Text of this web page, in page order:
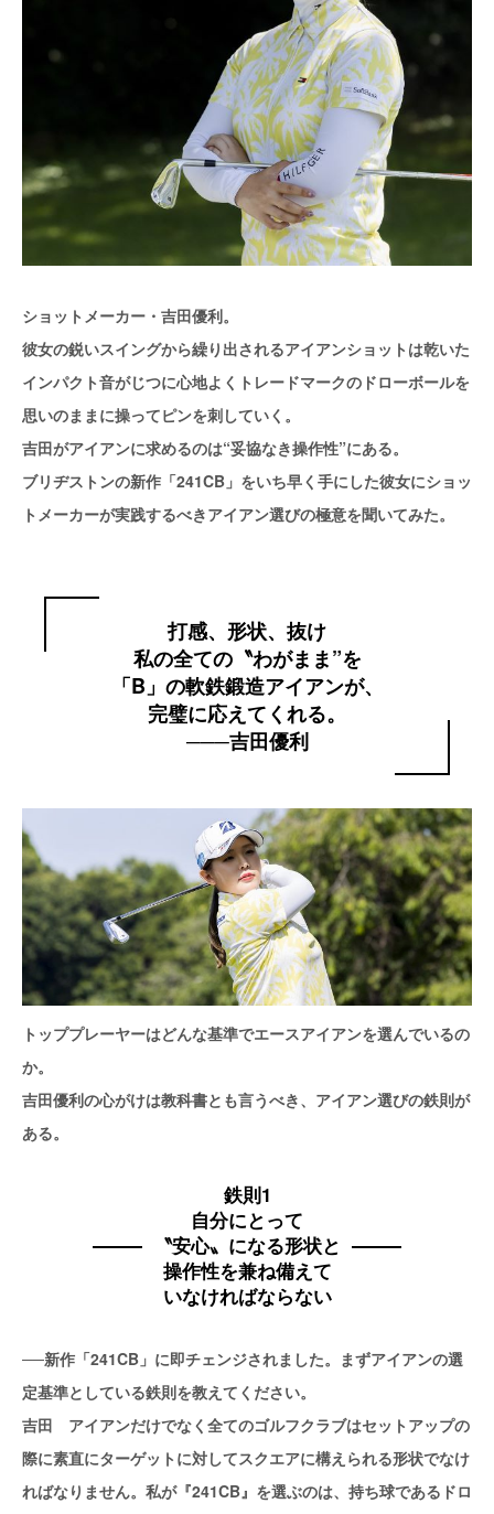
ショットメーカー・吉田優利。
彼女の鋭いスイングから繰り出されるアイアンショットは乾いた
インパクト音がじつに心地よくトレードマークのドローボールを
思いのままに操ってピンを刺していく。
吉田がアイアンに求めるのは“妥協なき操作性”にある。
ブリヂストンの新作「241CB」をいち早く手にした彼女にショッ
トメーカーが実践するべきアイアン選びの極意を聞いてみた。
打感、形状、抜け
私の全ての〝わがまま”を
「B」の軟鉄鍛造アイアンが、
完璧に応えてくれる。
───吉田優利
トッププレーヤーはどんな基準でエースアイアンを選んでいるの
か。
吉田優利の心がけは教科書とも言うべき、アイアン選びの鉄則が
ある。
鉄則1
自分にとって
〝安心〟になる形状と
操作性を兼ね備えて
いなければならない
──新作「241CB」に即チェンジされました。まずアイアンの選
定基準としている鉄則を教えてください。
吉田 アイアンだけでなく全てのゴルフクラブはセットアップの
際に素直にターゲットに対してスクエアに構えられる形状でなけ
ればなりません。私が『241CB』を選ぶのは、持ち球であるドロ